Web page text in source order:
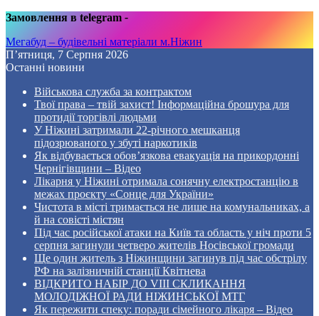
Замовлення в telegram -
Мегабуд – будівельні матеріали м.Ніжин
П’ятниця, 7 Серпня 2026
Останні новини
Військова служба за контрактом
Твої права – твій захист! Інформаційна брошура для
протидії торгівлі людьми
У Ніжині затримали 22-річного мешканця
підозрюваного у збуті наркотиків
Як відбувається обов’язкова евакуація на прикордонні
Чернігівщини – Відео
Лікарня у Ніжині отримала сонячну електростанцію в
межах проєкту «Сонце для України»
Чистота в місті тримається не лише на комунальниках, а
й на совісті містян
Під час російської атаки на Київ та область у ніч проти 5
серпня загинули четверо жителів Носівської громади
Ще один житель з Ніжинщини загинув під час обстрілу
РФ на залізничній станції Квітнева
ВІДКРИТО НАБІР ДО VIII СКЛИКАННЯ
МОЛОДІЖНОЇ РАДИ НІЖИНСЬКОЇ МТГ
Як пережити спеку: поради сімейного лікаря – Відео